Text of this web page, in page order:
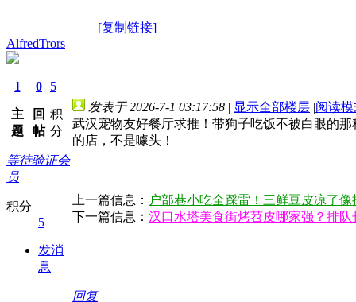
[复制链接]
AlfredTrors
1
主
题
0
回
帖
5
积
分
等待验证会
员
积分
5
发消
息
发表于 2026-7-1 03:17:58 | 显示全部楼层 |阅读
武汉宠物友好餐厅求推！带狗子吃饭不被白眼的
的店，不是噱头！
上一篇信息： 户部巷小吃全踩雷！三鲜豆皮凉了
下一篇信息： 汉口水塔美食街烤苕皮哪家强？排
回复